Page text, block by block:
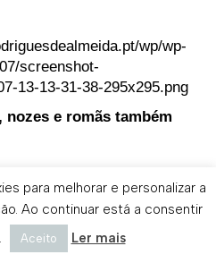
nozes e romãs também
para melhorar e personalizar a
Ao continuar está a consentir
Aceito Ler mais